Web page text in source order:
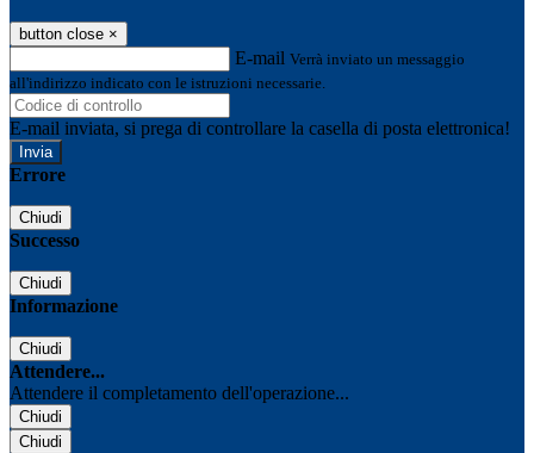
button close ×
E-mail Verrà inviato un messaggio
all'indirizzo indicato con le istruzioni necessarie.
E-mail inviata, si prega di controllare la casella di posta elettronica!
Errore
Chiudi
Successo
Chiudi
Informazione
Chiudi
Attendere...
Attendere il completamento dell'operazione...
Chiudi
Chiudi